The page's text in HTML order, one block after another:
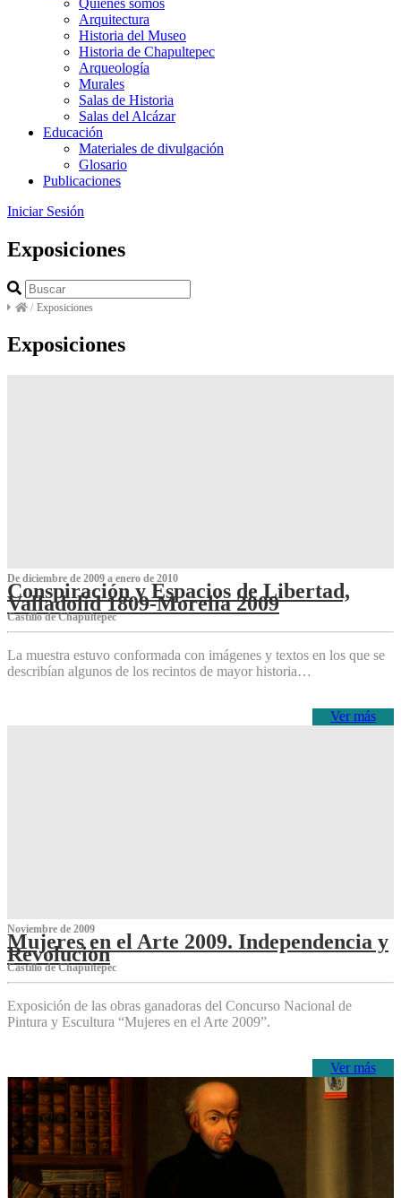
Quiénes somos
Arquitectura
Historia del Museo
Historia de Chapultepec
Arqueología
Murales
Salas de Historia
Salas del Alcázar
Educación
Materiales de divulgación
Glosario
Publicaciones
Iniciar Sesión
Exposiciones
/ Exposiciones
Exposiciones
De diciembre de 2009 a enero de 2010
Conspiración y Espacios de Libertad,
Valladolid 1809-Morelia 2009
Castillo de Chapultepec
La muestra estuvo conformada con imágenes y textos en los que se
describían algunos de los recintos de mayor historia…
Ver más
Noviembre de 2009
Mujeres en el Arte 2009. Independencia y
Revolución
Castillo de Chapultepec
Exposición de las obras ganadoras del Concurso Nacional de
Pintura y Escultura “Mujeres en el Arte 2009”.
Ver más